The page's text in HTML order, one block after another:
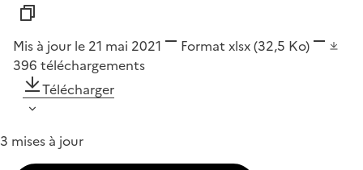
Mis à jour le 21 mai 2021 Format xlsx(32,5 Ko)
396 téléchargements
Télécharger
3 mises à jour